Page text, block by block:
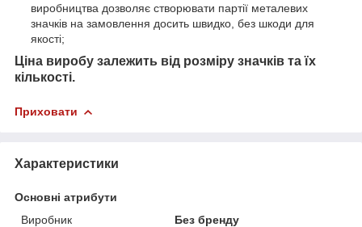
виробництва дозволяє створювати партії металевих
значків на замовлення досить швидко, без шкоди для
якості;
Ціна виробу залежить від розміру значків та їх
кількості.
Приховати
Характеристики
Основні атрибути
Виробник
Без бренду